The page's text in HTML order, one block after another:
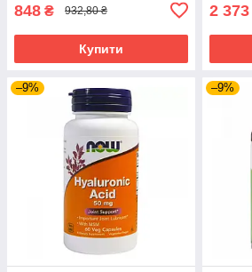
848 ₴ 932,80 ₴
Купити
2 373
–9% –9%